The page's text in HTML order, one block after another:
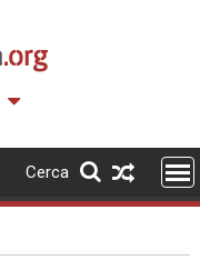
Cerca